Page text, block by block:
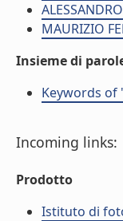
MAURIZIO
Insieme di
Keywords of
Incoming links:
Prodotto
Istituto di